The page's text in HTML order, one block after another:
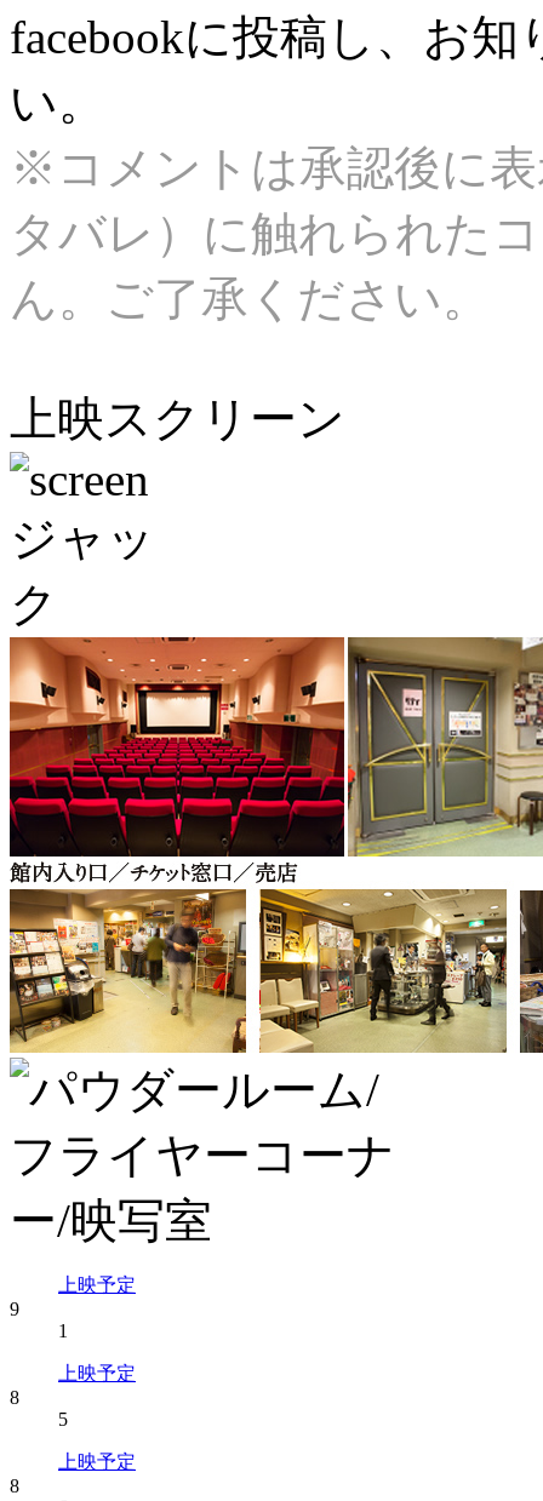
facebookに投稿し、お
い。
※コメントは承認後に
タバレ）に触れられた
ん。ご了承ください。
上映スクリーン
上映予定
9
1
上映予定
8
5
上映予定
8